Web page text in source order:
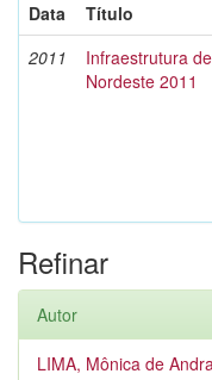
Data
Título
2011
Infraestrutura
Nordeste 2011
Refinar
Autor
LIMA, Mônica de